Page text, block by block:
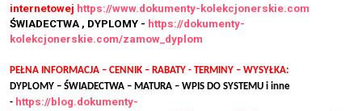
internetowej https://www.dokumenty-kolekcjonerskie.com
ŚWIADECTWA , DYPLOMY - https://dokumenty-
kolekcjonerskie.com/zamow_dyplom
PEŁNA INFORMACJA – CENNIK – RABATY - TERMINY – WYSYŁKA:
DYPLOMY – ŚWIADECTWA – MATURA – WPIS DO SYSTEMU i inne
- https://blog.dokumenty-